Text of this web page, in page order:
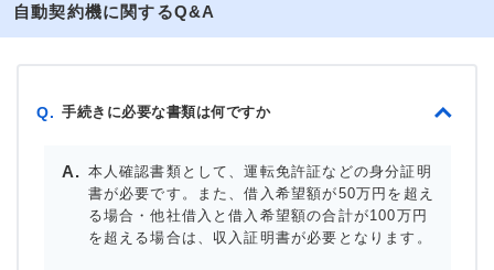
自動契約機に関するQ&A
Q. 手続きに必要な書類は何ですか
本人確認書類として、運転免許証などの身分証明
書が必要です。また、借入希望額が50万円を超え
る場合・他社借入と借入希望額の合計が100万円
を超える場合は、収入証明書が必要となります。